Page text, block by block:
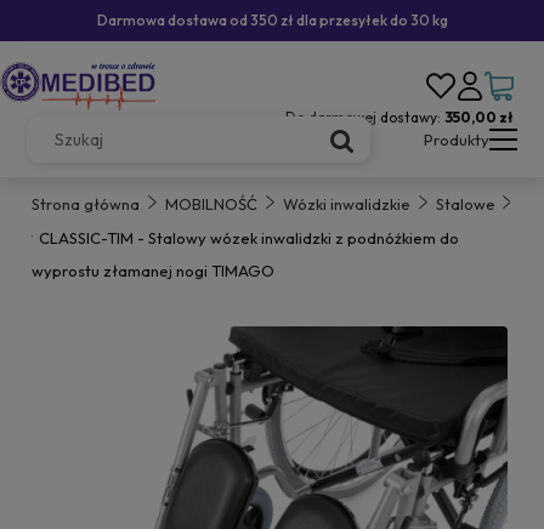
Darmowa dostawa od 350 zł dla przesyłek do 30 kg
Do darmowej dostawy: 350,00 zł
Produkty
Strona główna MOBILNOŚĆ Wózki inwalidzkie
Stalowe
CLASSIC-TIM - Stalowy wózek inwalidzki z podnóżkiem do
wyprostu złamanej nogi TIMAGO